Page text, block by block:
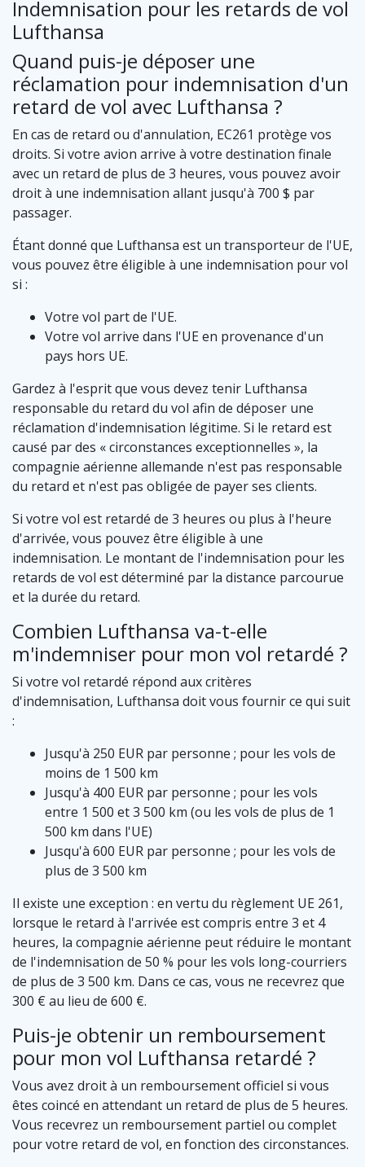
Indemnisation pour les retards de vol
Lufthansa
Quand puis-je déposer une
réclamation pour indemnisation d'un
retard de vol avec Lufthansa ?
En cas de retard ou d'annulation, EC261 protège vos
droits. Si votre avion arrive à votre destination finale
avec un retard de plus de 3 heures, vous pouvez avoir
droit à une indemnisation allant jusqu'à 700 $ par
passager.
Étant donné que Lufthansa est un transporteur de l'UE,
vous pouvez être éligible à une indemnisation pour vol
si :
Votre vol part de l'UE.
Votre vol arrive dans l'UE en provenance d'un
pays hors UE.
Gardez à l'esprit que vous devez tenir Lufthansa
responsable du retard du vol afin de déposer une
réclamation d'indemnisation légitime. Si le retard est
causé par des « circonstances exceptionnelles », la
compagnie aérienne allemande n'est pas responsable
du retard et n'est pas obligée de payer ses clients.
Si votre vol est retardé de 3 heures ou plus à l'heure
d'arrivée, vous pouvez être éligible à une
indemnisation. Le montant de l'indemnisation pour les
retards de vol est déterminé par la distance parcourue
et la durée du retard.
Combien Lufthansa va-t-elle
m'indemniser pour mon vol retardé ?
Si votre vol retardé répond aux critères
d'indemnisation, Lufthansa doit vous fournir ce qui suit
:
Jusqu'à 250 EUR par personne ; pour les vols de
moins de 1 500 km
Jusqu'à 400 EUR par personne ; pour les vols
entre 1 500 et 3 500 km (ou les vols de plus de 1
500 km dans l'UE)
Jusqu'à 600 EUR par personne ; pour les vols de
plus de 3 500 km
Il existe une exception : en vertu du règlement UE 261,
lorsque le retard à l'arrivée est compris entre 3 et 4
heures, la compagnie aérienne peut réduire le montant
de l'indemnisation de 50 % pour les vols long-courriers
de plus de 3 500 km. Dans ce cas, vous ne recevrez que
300 € au lieu de 600 €.
Puis-je obtenir un remboursement
pour mon vol Lufthansa retardé ?
Vous avez droit à un remboursement officiel si vous
êtes coincé en attendant un retard de plus de 5 heures.
Vous recevrez un remboursement partiel ou complet
pour votre retard de vol, en fonction des circonstances.